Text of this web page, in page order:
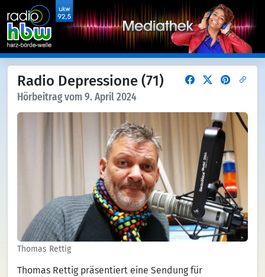
Radio Depressione (71)
Hörbeitrag vom 9. April 2024
Thomas Rettig
Thomas Rettig präsentiert eine Sendung für